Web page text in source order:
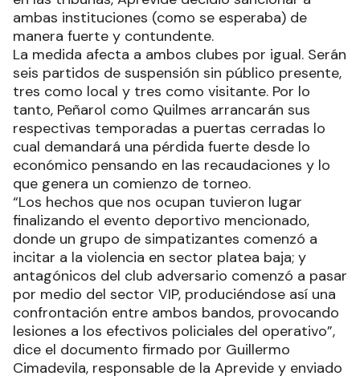
ambas instituciones (como se esperaba) de
manera fuerte y contundente.
La medida afecta a ambos clubes por igual. Serán
seis partidos de suspensión sin público presente,
tres como local y tres como visitante. Por lo
tanto, Peñarol como Quilmes arrancarán sus
respectivas temporadas a puertas cerradas lo
cual demandará una pérdida fuerte desde lo
económico pensando en las recaudaciones y lo
que genera un comienzo de torneo.
“Los hechos que nos ocupan tuvieron lugar
finalizando el evento deportivo mencionado,
donde un grupo de simpatizantes comenzó a
incitar a la violencia en sector platea baja; y
antagónicos del club adversario comenzó a pasar
por medio del sector VIP, produciéndose así una
confrontación entre ambos bandos, provocando
lesiones a los efectivos policiales del operativo”,
dice el documento firmado por Guillermo
Cimadevila, responsable de la Aprevide y enviado